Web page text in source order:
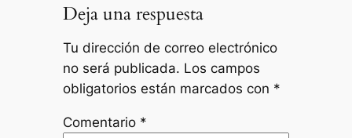
Deja una respuesta
Tu dirección de correo electrónico
no será publicada. Los campos
obligatorios están marcados con *
Comentario *